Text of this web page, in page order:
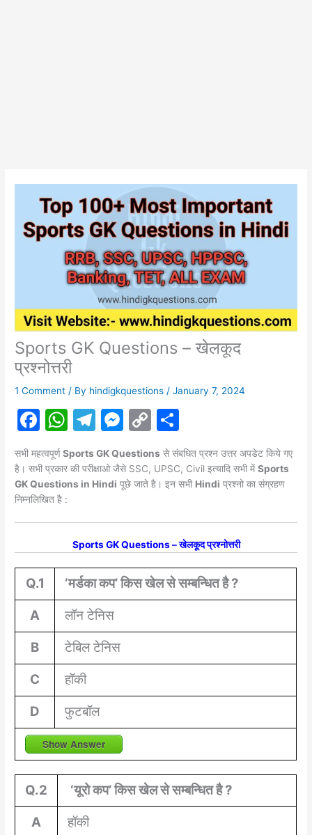
Sports GK Questions – खेलकूद
प्रश्नोत्तरी
1 Comment / By hindigkquestions /January 7, 2024
F
c
e
b
o
o
k
W
at
s
p
p
T
e
gr
m
M
s
s
n
g
er
C
p
y
n
k
h
ar
e
सभी महत्वपूर्णSportsGK Questions से संबधित प्रश्न उत्तर अपडेट किये गए
है। सभी प्रकार की परीक्षाओ जैसे SSC, UPSC, Civil इत्यादि सभी मेंSports
GK Questions in Hindi पूछे जाते है। इन सभी Hindi प्रश्नो का संग्रहण
निम्नलिखित है :
Sports GK Questions – खेलकूद प्रश्नोत्तरी
Q.1
‘मर्डका कप’ किस खेल से सम्बन्धित है ?
A
लॉन टेनिस
B
टेबिल टेनिस
C
हॉकी
D
फुटबॉल
Show Answer
Q.2
‘यूरो कप’ किस खेल से सम्बन्धित है ?
A
हॉकी